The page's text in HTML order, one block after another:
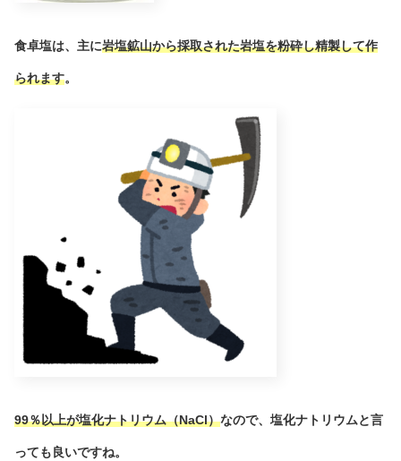
食卓塩は、主に岩塩鉱山から採取された岩塩を粉砕し精製して作
られます。
99％以上が塩化ナトリウム（NaCl）なので、塩化ナトリウムと言
っても良いですね。